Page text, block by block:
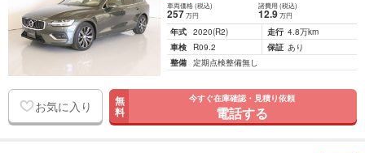
車両価格(税込)
257万円
諸費用 (税込)
12.9 万円
年式 2020(R2) 走行 4.8万km
車検
R09.2 保証 あり
整備 定期点検整備無し
お気に入り 無
料
今すぐ在庫確認・見積り依頼
電話する